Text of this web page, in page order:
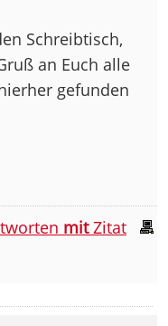
Schreibtisch,
an Euch alle
gefunden
mitZitat